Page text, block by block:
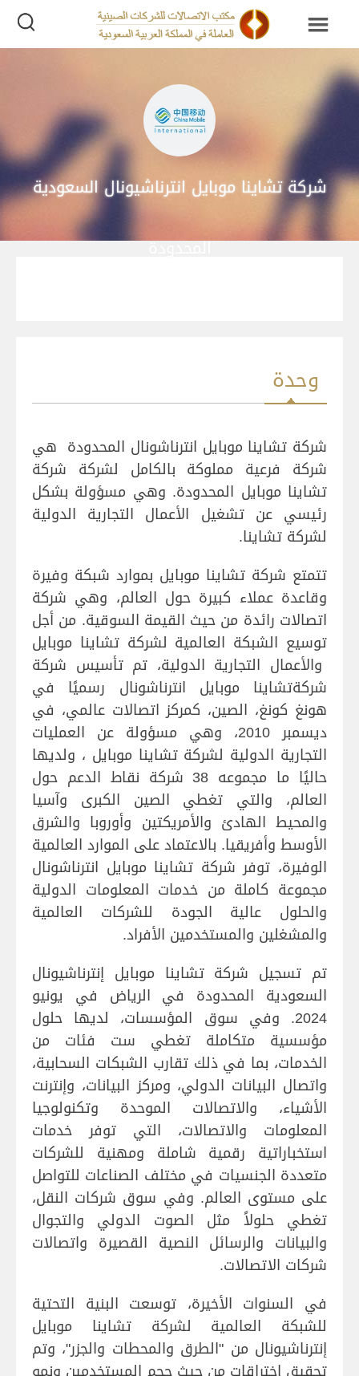
شركة تشاينا موبايل انترناشيونال السعودية
المحدودة
وحدة
شركة تشاينا موبايل انترناشونال المحدودة هي
شركة فرعية مملوكة بالكامل لشركة شركة
تشاينا موبايل المحدودة. وهي مسؤولة بشكل
رئيسي عن تشغيل الأعمال التجارية الدولية
لشركة تشاينا.
تتمتع شركة تشاينا موبايل بموارد شبكة وفيرة
وقاعدة عملاء كبيرة حول العالم، وهي شركة
اتصالات رائدة من حيث القيمة السوقية. من أجل
توسيع الشبكة العالمية لشركة تشاينا موبايل
والأعمال التجارية الدولية، تم تأسيس شركة
شركةتشاينا موبايل انترناشونال رسميًا في
هونغ كونغ، الصين، كمركز اتصالات عالمي، في
ديسمبر 2010، وهي مسؤولة عن العمليات
التجارية الدولية لشركة تشاينا موبايل ، ولديها
حاليًا ما مجموعه 38 شركة نقاط الدعم حول
العالم، والتي تغطي الصين الكبرى وآسيا
والمحيط الهادئ والأمريكتين وأوروبا والشرق
الأوسط وأفريقيا. بالاعتماد على الموارد العالمية
الوفيرة، توفر شركة تشاينا موبايل انترناشونال
مجموعة كاملة من خدمات المعلومات الدولية
والحلول عالية الجودة للشركات العالمية
والمشغلين والمستخدمين الأفراد.
تم تسجيل شركة تشاينا موبايل إنترناشيونال
السعودية المحدودة في الرياض في يونيو
2024. وفي سوق المؤسسات، لديها حلول
مؤسسية متكاملة تغطي ست فئات من
الخدمات، بما في ذلك تقارب الشبكات السحابية،
واتصال البيانات الدولي، ومركز البيانات، وإنترنت
الأشياء، والاتصالات الموحدة وتكنولوجيا
المعلومات والاتصالات، التي توفر خدمات
استخباراتية رقمية شاملة ومهنية للشركات
متعددة الجنسيات في مختلف الصناعات للتواصل
على مستوى العالم. وفي سوق شركات النقل،
تغطي حلولاً مثل الصوت الدولي والتجوال
والبيانات والرسائل النصية القصيرة واتصالات
شركات الاتصالات.
في السنوات الأخيرة، توسعت البنية التحتية
للشبكة العالمية لشركة تشاينا موبايل
إنترناشيونال من "الطرق والمحطات والجزر"، وتم